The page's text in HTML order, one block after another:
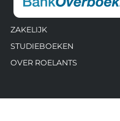
ZAKELIJK
STUDIEBOEKEN
OVER ROELANTS